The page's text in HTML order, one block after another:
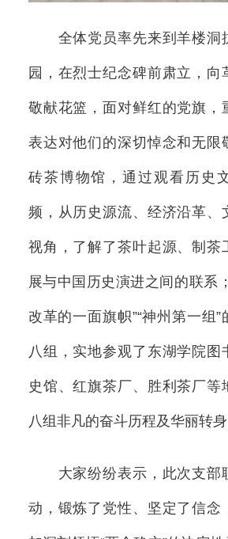
全体党员率先来到羊楼洞
园，在烈士纪念碑前肃立，向
敬献花篮，面对鲜红的党旗，
表达对他们的深切悼念和无限
砖茶博物馆，通过观看历史
频，从历史源流、经济沿革、
视角，了解了茶叶起源、制茶
展与中国历史演进之间的联系
改革的一面旗帜”“神州第一组
八组，实地参观了东湖学院图
史馆、红旗茶厂、胜利茶厂等
八组非凡的奋斗历程及华丽转身
大家纷纷表示，此次支部
动，锻炼了党性、坚定了信念